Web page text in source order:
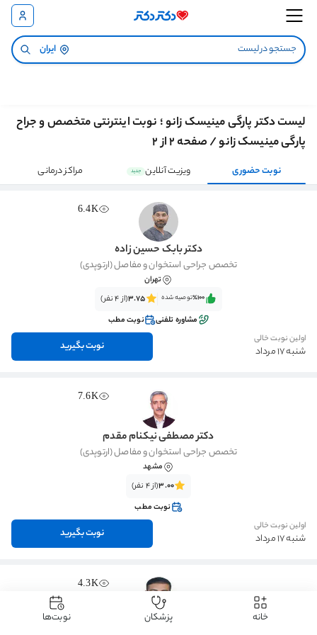
ایران
لیست دکتر پارگی مینیسک زانو ؛ نوبت اینترنتی متخصص و جراح
پارگی مینیسک زانو / صفحه 2 از 2
نوبت حضوری ویزیت آنلاین جدید مراکز درمانی
6.4K
دکتر بابک حسین زاده
تخصص جراحی استخوان و مفاصل (ارتوپدی)
تهران
٪100‌‌‌توصیه شده 3.75(از 4 نفر)
مشاوره تلفنی
نوبت مطب
اولین نوبت خالی
شنبه 17 مرداد نوبت بگیرید
7.6K
دکتر مصطفی نیکنام مقدم
تخصص جراحی استخوان و مفاصل (ارتوپدی)
مشهد
3.00(از 4 نفر)
نوبت مطب
اولین نوبت خالی
شنبه 17 مرداد نوبت بگیرید
4.3K
دکتر امیرحسین مداحی کوپائی خانه پزشکان نوبت‌ها